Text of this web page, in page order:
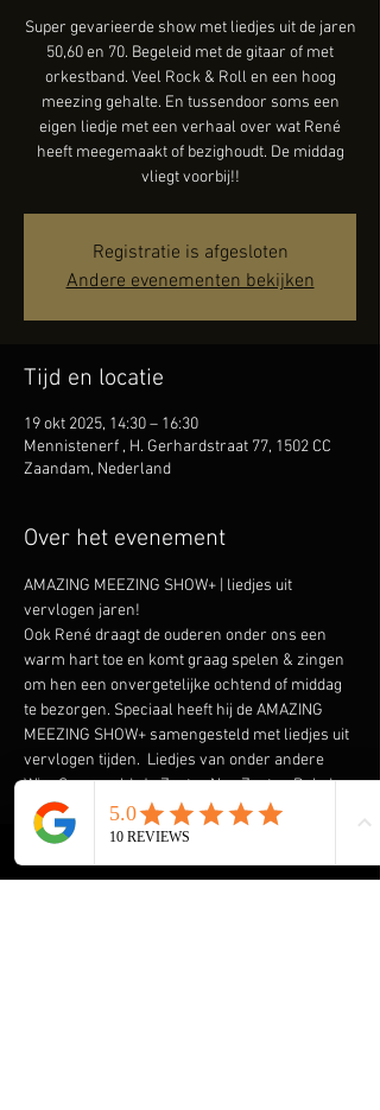
Super gevarieerde show met liedjes uit de jaren
50,60 en 70. Begeleid met de gitaar of met
orkestband. Veel Rock & Roll en een hoog
meezing gehalte. En tussendoor soms een
eigen liedje met een verhaal over wat René
heeft meegemaakt of bezighoudt. De middag
vliegt voorbij!!
Registratie is afgesloten
Andere evenementen bekijken
Tijd en locatie
19 okt 2025, 14:30 – 16:30
Mennistenerf , H. Gerhardstraat 77, 1502 CC
Zaandam, Nederland
Over het evenement
AMAZING MEEZING SHOW+ | liedjes uit
vervlogen jaren!
Ook René draagt de ouderen onder ons een
warm hart toe en komt graag spelen & zingen
om hen een onvergetelijke ochtend of middag
te bezorgen. Speciaal heeft hij de AMAZING
MEEZING SHOW+ samengesteld met liedjes uit
vervlogen tijden.  Liedjes van onder andere
Wim Sonneveld, Ja Zuster Nee Zuster, Rob de
Nijs maar ook The Cats, The Beatles, The Kinks
en vele anderen komen voorbij. En we gaan de
Rock & Roll niet vergeten met Elvis Presley,
The Everly Brothers, Roy Orbison en Bill